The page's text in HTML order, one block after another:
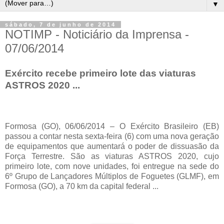
▼
sábado, 7 de junho de 2014
NOTIMP - Noticiário da Imprensa -
07/06/2014
Exército recebe primeiro lote das viaturas
ASTROS 2020 ...
Formosa (GO), 06/06/2014 – O Exército Brasileiro (EB)
passou a contar nesta sexta-feira (6) com uma nova geração
de equipamentos que aumentará o poder de dissuasão da
Força Terrestre. São as viaturas ASTROS 2020, cujo
primeiro lote, com nove unidades, foi entregue na sede do
6º Grupo de Lançadores Múltiplos de Foguetes (GLMF), em
Formosa (GO), a 70 km da capital federal ...